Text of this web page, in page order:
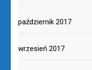
październik 2017
wrzesień 2017